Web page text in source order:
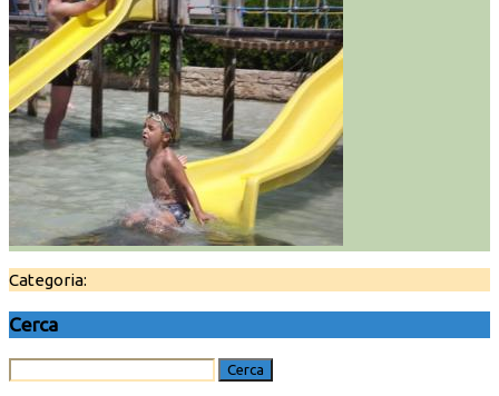
Categoria:
Cerca